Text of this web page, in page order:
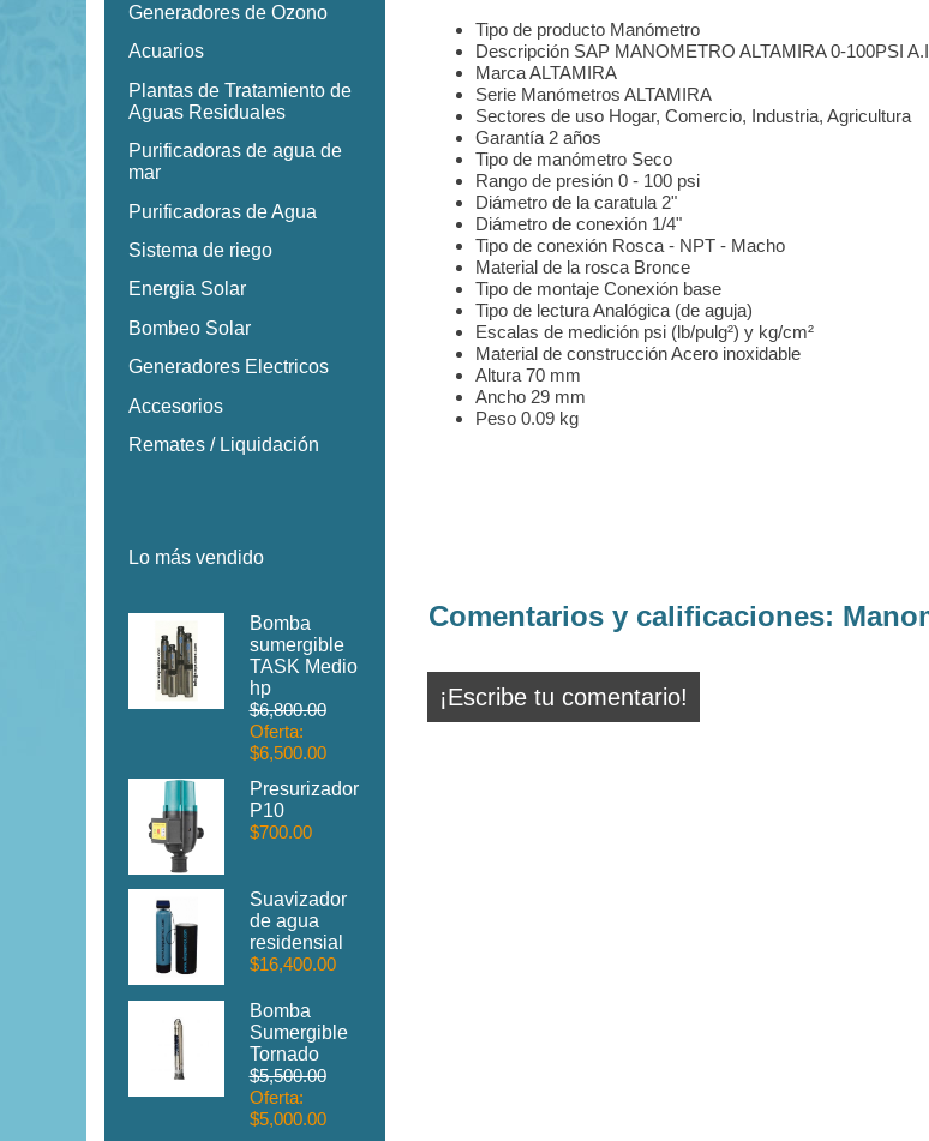
Generadores de Ozono
Acuarios
Plantas de Tratamiento de
Aguas Residuales
Purificadoras de agua de
mar
Purificadoras de Agua
Sistema de riego
Energia Solar
Bombeo Solar
Generadores Electricos
Accesorios
Remates / Liquidación
Lo más vendido
Bomba
sumergible
TASK Medio
hp
$6,800.00
Oferta:
$6,500.00
Presurizador
P10
$700.00
Suavizador
de agua
residensial
$16,400.00
Bomba
Sumergible
Tornado
$5,500.00
Oferta:
$5,000.00
Tipo de producto Manómetro
Descripción SAP MANOMETRO ALTAMIRA 0-100PSI
Marca ALTAMIRA
Serie Manómetros ALTAMIRA
Sectores de uso Hogar, Comercio, Industria, Agricultura
Garantía 2 años
Tipo de manómetro Seco
Rango de presión 0 - 100 psi
Diámetro de la caratula 2"
Diámetro de conexión 1/4"
Tipo de conexión Rosca - NPT - Macho
Material de la rosca Bronce
Tipo de montaje Conexión base
Tipo de lectura Analógica (de aguja)
Escalas de medición psi (lb/pulg²) y kg/cm²
Material de construcción Acero inoxidable
Altura 70 mm
Ancho 29 mm
Peso 0.09 kg
Comentarios y calificaciones:
¡Escribe tu comentario!